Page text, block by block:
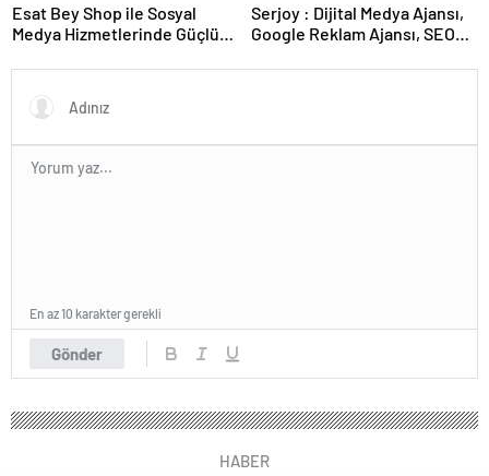
Esat Bey Shop ile Sosyal
Medya Hizmetlerinde Güçlü
Serjoy : Dijital Medya Ajansı,
Google Reklam Ajansı, SEO
Gönder
En az 10 karakter gerekli
HABER